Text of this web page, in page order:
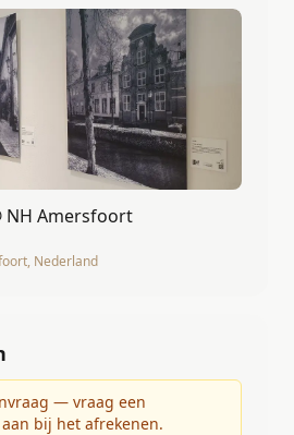
NH Amersfoort
Nederland
— vraag een
bij het afrekenen.